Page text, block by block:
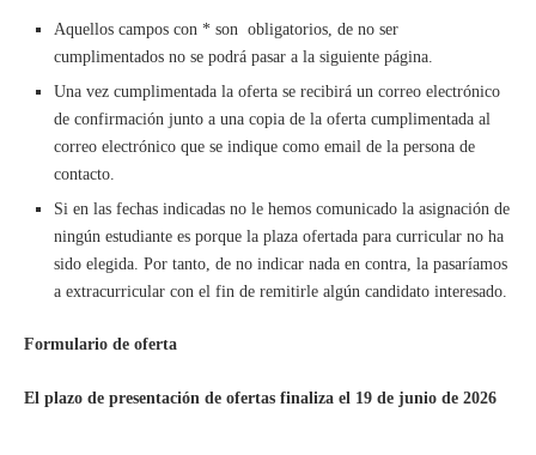
Aquellos campos con * son obligatorios, de no ser
cumplimentados no se podrá pasar a la siguiente página.
Una vez cumplimentada la oferta se recibirá un correo electrónico
de confirmación junto a una copia de la oferta cumplimentada al
correo electrónico que se indique como email de la persona de
contacto.
Si en las fechas indicadas no le hemos comunicado la asignación de
ningún estudiante es porque la plaza ofertada para curricular no ha
sido elegida. Por tanto, de no indicar nada en contra, la pasaríamos
a extracurricular con el fin de remitirle algún candidato interesado.
Formulario de oferta
El plazo de presentación de ofertas finaliza el 19 de junio de 2026